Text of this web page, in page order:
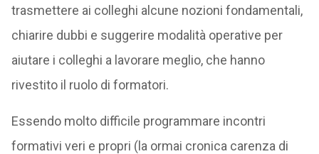
trasmettere ai colleghi alcune nozioni fondamentali,
chiarire dubbi e suggerire modalità operative per
aiutare i colleghi a lavorare meglio, che hanno
rivestito il ruolo di formatori.
Essendo molto difficile programmare incontri
formativi veri e propri (la ormai cronica carenza di